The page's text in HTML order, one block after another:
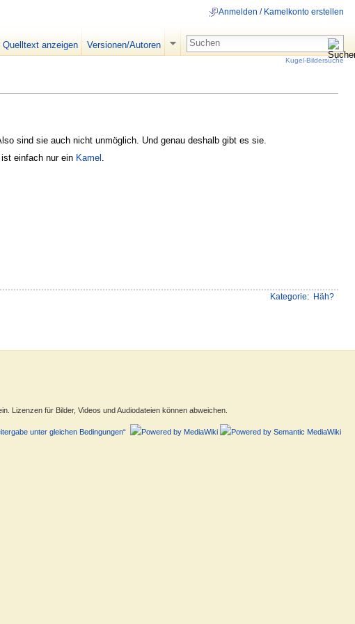
sind sie auch nicht unmöglich. Und genau deshalb gibt es sie.
einfach nur ein Kamel
Kategorie: Häh?
Anmelden / Kamelkonto erstellen
Quelltext anzeigen Versionen/Autoren
Kugel-Bildersuche
Lizenzen für Bilder, Videos und Audiodateien können abweichen.